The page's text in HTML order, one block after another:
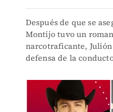
Después de que se
Montijo tuvo un
narcotraficante,
defensa de la